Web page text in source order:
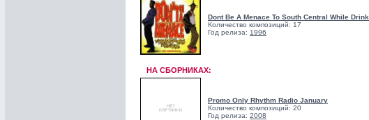
Dont Be A Menace To South Central While
Количество композиций: 17
Год релиза: 1996
НА СБОРНИКАХ:
Promo Only Rhythm Radio January
Количество композиций: 20
Год релиза: 2008